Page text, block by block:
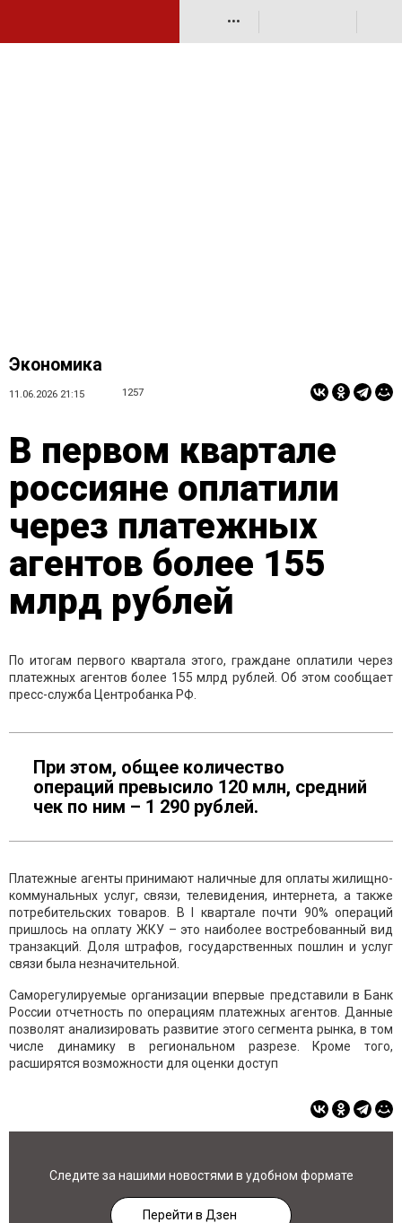
•••
Экономика
11.06.2026 21:15 1257
В первом квартале
россияне оплатили
через платежных
агентов более 155
млрд рублей
По итогам первого квартала этого, граждане оплатили через
платежных агентов более 155 млрд рублей. Об этом сообщает
пресс-служба Центробанка РФ.
При этом, общее количество
операций превысило 120 млн, средний
чек по ним – 1 290 рублей.
Платежные агенты принимают наличные для оплаты жилищно-
коммунальных услуг, связи, телевидения, интернета, а также
потребительских товаров. В I квартале почти 90% операций
пришлось на оплату ЖКУ – это наиболее востребованный вид
транзакций. Доля штрафов, государственных пошлин и услуг
связи была незначительной.
Саморегулируемые организации впервые представили в Банк
России отчетность по операциям платежных агентов. Данные
позволят анализировать развитие этого сегмента рынка, в том
числе динамику в региональном разрезе. Кроме того,
расширятся возможности для оценки доступ
Следите за нашими новостями в удобном формате
Перейти в Дзен